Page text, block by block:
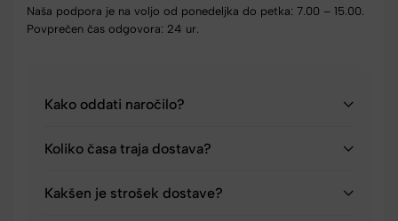
Naša podpora je na voljo od ponedeljka do petka: 7.00 – 15.00.
Povprečen čas odgovora: 24 ur.
Kako oddati naročilo?
Koliko časa traja dostava?
Kakšen je strošek dostave?